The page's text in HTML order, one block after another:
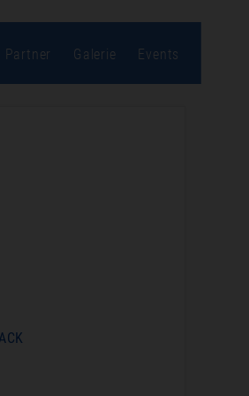
Partner Galerie Events